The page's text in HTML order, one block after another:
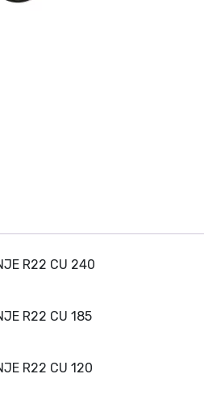
R22 CU 240
R22 CU 185
R22 CU 120